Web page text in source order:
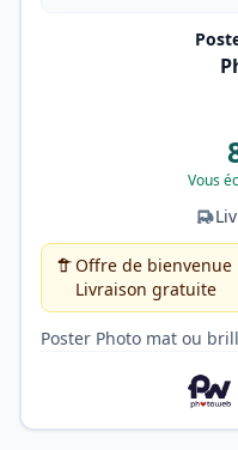
Vous
Offre de bienvenue
Livraison gratuite
Poster Photo mat ou